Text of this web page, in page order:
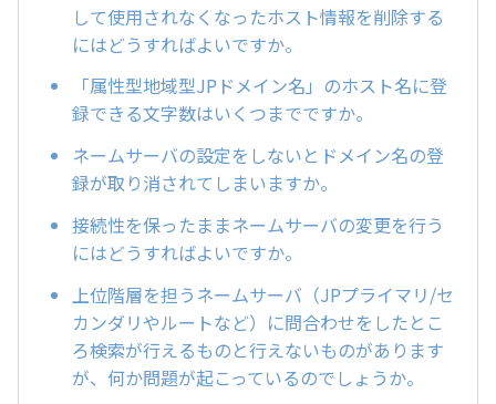
して使用されなくなったホスト情報を削除する
にはどうすればよいですか。
「属性型地域型JPドメイン名」のホスト名に登
録できる文字数はいくつまでですか。
ネームサーバの設定をしないとドメイン名の登
録が取り消されてしまいますか。
接続性を保ったままネームサーバの変更を行う
にはどうすればよいですか。
上位階層を担うネームサーバ（JPプライマリ/セ
カンダリやルートなど）に問合わせをしたとこ
ろ検索が行えるものと行えないものがあります
が、何か問題が起こっているのでしょうか。